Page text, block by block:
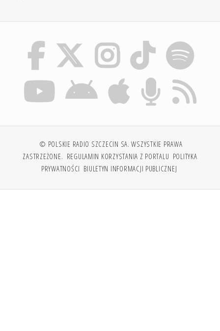
© POLSKIE RADIO SZCZECIN SA. WSZYSTKIE PRAWA
ZASTRZEŻONE. REGULAMIN KORZYSTANIA Z PORTALU POLITYKA
PRYWATNOŚCI BIULETYN INFORMACJI PUBLICZNEJ